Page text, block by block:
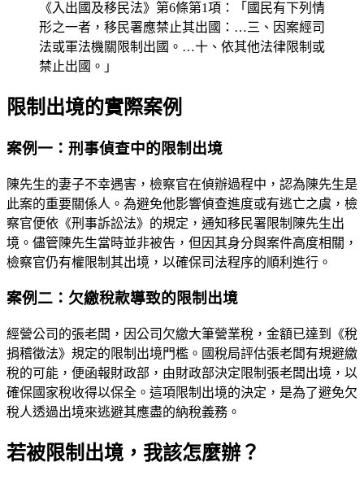
《入出國及移民法》第6條第1項：「國民有下列情
形之一者，移民署應禁止其出國：…三、因案經司
法或軍法機關限制出國。…十、依其他法律限制或
禁止出國。」
限制出境的實際案例
案例一：刑事偵查中的限制出境
陳先生的妻子不幸遇害，檢察官在偵辦過程中，認為陳先生是
此案的重要關係人。為避免他影響偵查進度或有逃亡之虞，檢
察官便依《刑事訴訟法》的規定，通知移民署限制陳先生出
境。儘管陳先生當時並非被告，但因其身分與案件高度相關，
檢察官仍有權限制其出境，以確保司法程序的順利進行。
案例二：欠繳稅款導致的限制出境
經營公司的張老闆，因公司欠繳大筆營業稅，金額已達到《稅
捐稽徵法》規定的限制出境門檻。國稅局評估張老闆有規避繳
稅的可能，便函報財政部，由財政部決定限制張老闆出境，以
確保國家稅收得以保全。這項限制出境的決定，是為了避免欠
稅人透過出境來逃避其應盡的納稅義務。
若被限制出境，我該怎麼辦？